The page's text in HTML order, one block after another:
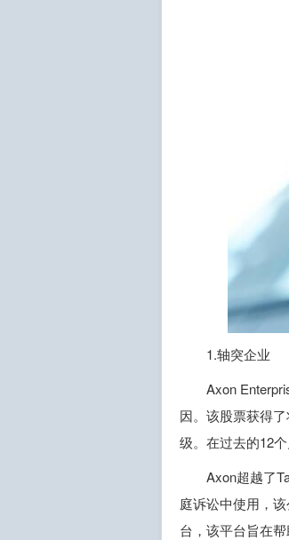
1.轴突企业
Axon
因。该股票获得
级。在过去的12
Axon超越了
庭诉讼中使用，
台，该平台旨在